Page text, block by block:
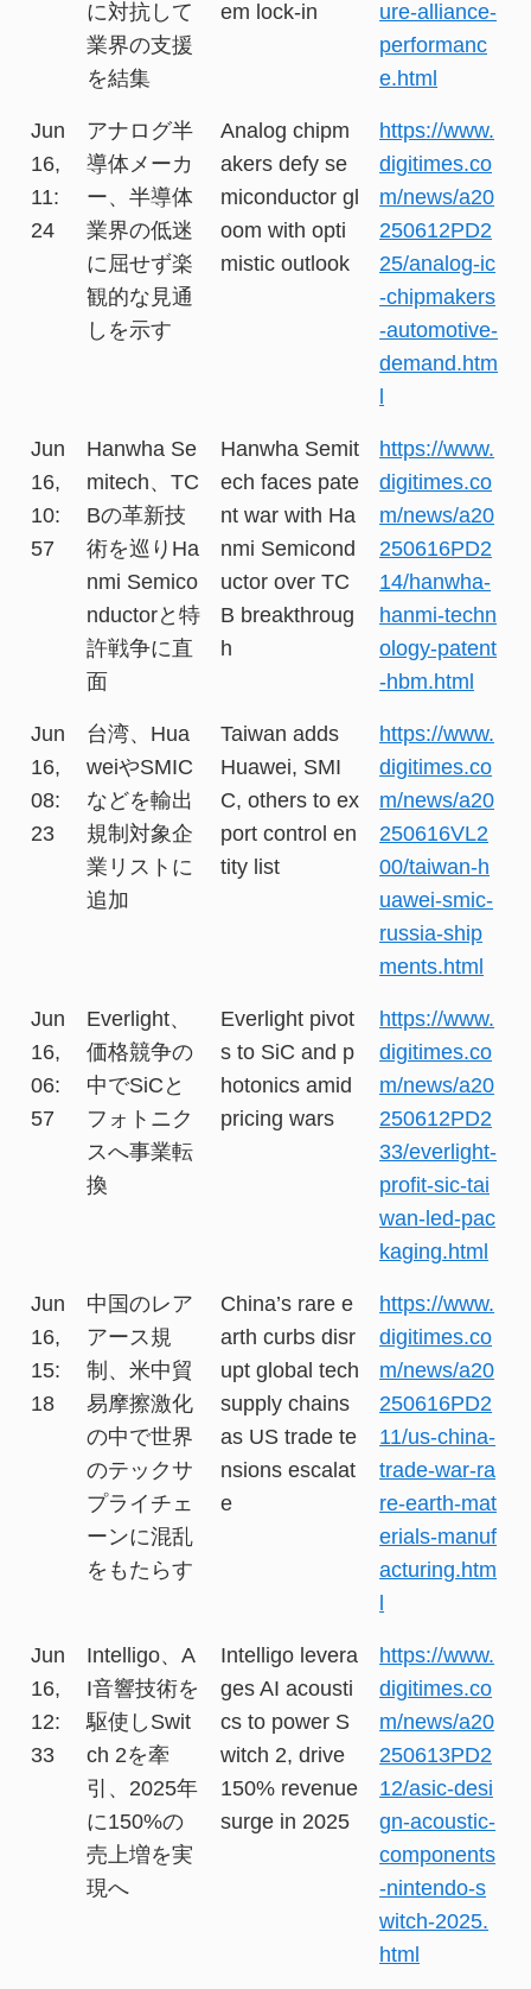
に対抗して
業界の支援
を結集
em lock-in
ure-alliance-
performanc
e.html
Jun
16,
11:
24
アナログ半
導体メーカ
ー、半導体
業界の低迷
に屈せず楽
観的な見通
しを示す
Analog chipm
akers defy se
miconductor gl
oom with opti
mistic outlook
https://www.
digitimes.co
m/news/a20
250612PD2
25/analog-ic
-chipmakers
-automotive-
demand.htm
l
Jun
16,
10:
57
Hanwha Se
mitech、TC
Bの革新技
術を巡りHa
nmi Semico
nductorと特
許戦争に直
面
Hanwha Semit
ech faces pate
nt war with Ha
nmi Semicond
uctor over TC
B breakthroug
h
https://www.
digitimes.co
m/news/a20
250616PD2
14/hanwha-
hanmi-techn
ology-patent
-hbm.html
Jun
16,
08:
23
台湾、Hua
weiやSMIC
などを輸出
規制対象企
業リストに
追加
Taiwan adds
Huawei, SMI
C, others to ex
port control en
tity list
https://www.
digitimes.co
m/news/a20
250616VL2
00/taiwan-h
uawei-smic-
russia-ship
ments.html
Jun
16,
06:
57
Everlight、
価格競争の
中でSiCと
フォトニク
スへ事業転
換
Everlight pivot
s to SiC and p
hotonics amid
pricing wars
https://www.
digitimes.co
m/news/a20
250612PD2
33/everlight-
profit-sic-tai
wan-led-pac
kaging.html
Jun
16,
15:
18
中国のレア
アース規
制、米中貿
易摩擦激化
の中で世界
のテックサ
プライチェ
ーンに混乱
をもたらす
China’s rare e
arth curbs disr
upt global tech
supply chains
as US trade te
nsions escalat
e
https://www.
digitimes.co
m/news/a20
250616PD2
11/us-china-
trade-war-ra
re-earth-mat
erials-manuf
acturing.htm
l
Jun
16,
12:
33
Intelligo、A
I音響技術を
駆使しSwit
ch 2を牽
引、2025年
に150%の
売上増を実
現へ
Intelligo levera
ges AI acousti
cs to power S
witch 2, drive
150% revenue
surge in 2025
https://www.
digitimes.co
m/news/a20
250613PD2
12/asic-desi
gn-acoustic-
components
-nintendo-s
witch-2025.
html